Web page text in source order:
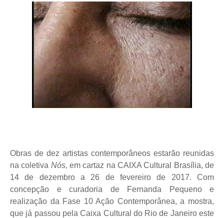
Obras de dez artistas contemporâneos estarão reunidas
na coletiva Nós, em cartaz na CAIXA Cultural Brasília, de
14 de dezembro a 26 de fevereiro de 2017. Com
concepção e curadoria de Fernanda Pequeno e
realização da Fase 10 Ação Contemporânea, a mostra,
que já passou pela Caixa Cultural do Rio de Janeiro este